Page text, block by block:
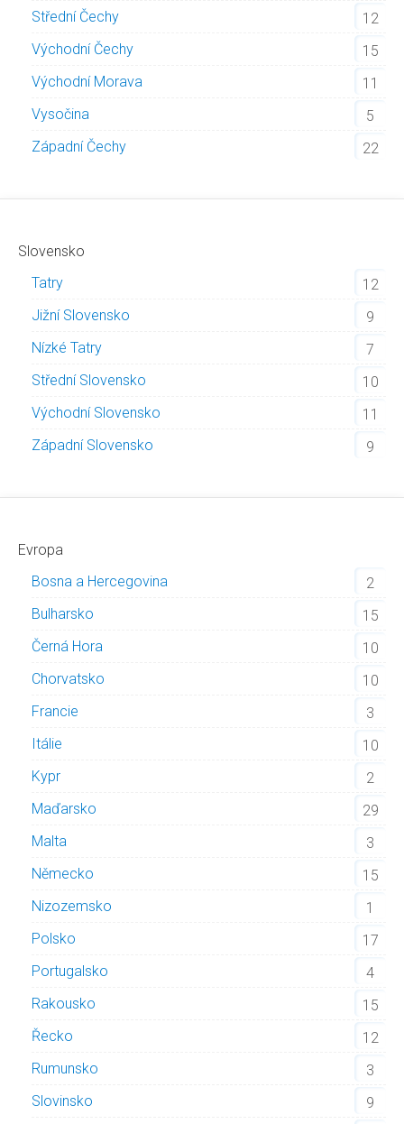
Střední Čechy
12
Východní Čechy
15
Východní Morava
11
Vysočina
5
Západní Čechy
22
Slovensko
Tatry
12
Jižní Slovensko
9
Nízké Tatry
7
Střední Slovensko
10
Východní Slovensko
11
Západní Slovensko
9
Evropa
Bosna a Hercegovina
2
Bulharsko
15
Černá Hora
10
Chorvatsko
10
Francie
3
Itálie
10
Kypr
2
Maďarsko
29
Malta
3
Německo
15
Nizozemsko
1
Polsko
17
Portugalsko
4
Rakousko
15
Řecko
12
Rumunsko
3
Slovinsko
9